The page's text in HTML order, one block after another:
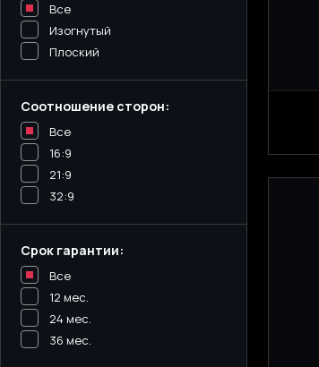
Все
Изогнутый
Плоский
Соотношение сторон:
Все
16:9
21:9
32:9
Срок гарантии:
Все
12 мес.
24 мес.
36 мес.